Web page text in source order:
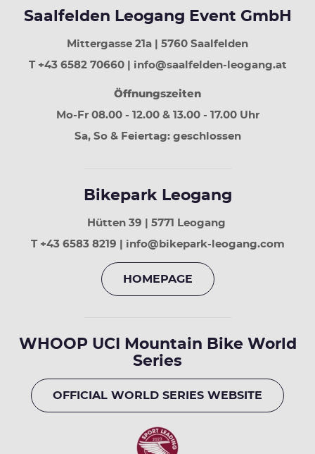
TageSaalfelden Leogang Event GmbH
Mittergasse 21a | 5760 Saalfelden
T +43 6582 70660 | info@saalfelden-leogang.at
Öffnungszeiten
Mo-Fr 08.00 - 12.00 & 13.00 - 17.00 Uhr
Sa, So & Feiertag: geschlossen
Bikepark Leogang
Hütten 39 | 5771 Leogang
T +43 6583 8219 | info@bikepark-leogang.com
HOMEPAGE
WHOOP UCI Mountain Bike World
Series
OFFICIAL WORLD SERIES WEBSITE